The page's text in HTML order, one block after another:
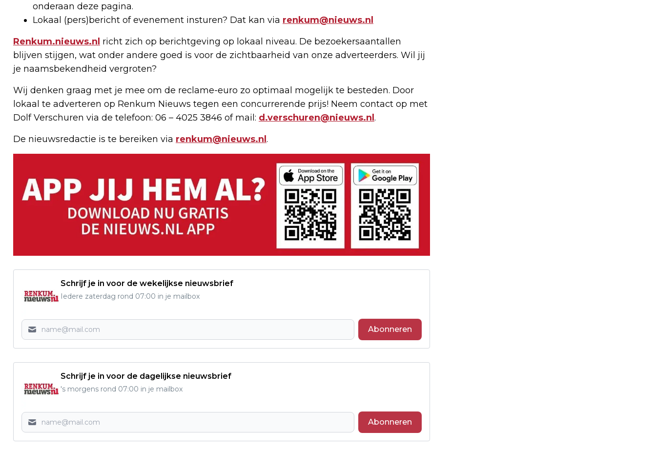
onderaan deze pagina.
Lokaal (pers)bericht of evenement insturen? Dat kan via renkum@nieuws.nl
Renkum.nieuws.nl richt zich op berichtgeving op lokaal niveau. De bezoekersaantallen
blijven stijgen, wat onder andere goed is voor de zichtbaarheid van onze adverteerders. Wil jij
je naamsbekendheid vergroten?
Wij denken graag met je mee om de reclame-euro zo optimaal mogelijk te besteden. Door
lokaal te adverteren op Renkum Nieuws tegen een concurrerende prijs! Neem contact op met
Dolf Verschuren via de telefoon: 06 – 4025 3846 of mail: d.verschuren@nieuws.nl.
De nieuwsredactie is te bereiken via renkum@nieuws.nl.
Schrijf je in voor de wekelijkse nieuwsbrief
Iedere zaterdag rond 07:00 in je mailbox
Abonneren
Schrijf je in voor de dagelijkse nieuwsbrief
's morgens rond 07:00 in je mailbox
Abonneren